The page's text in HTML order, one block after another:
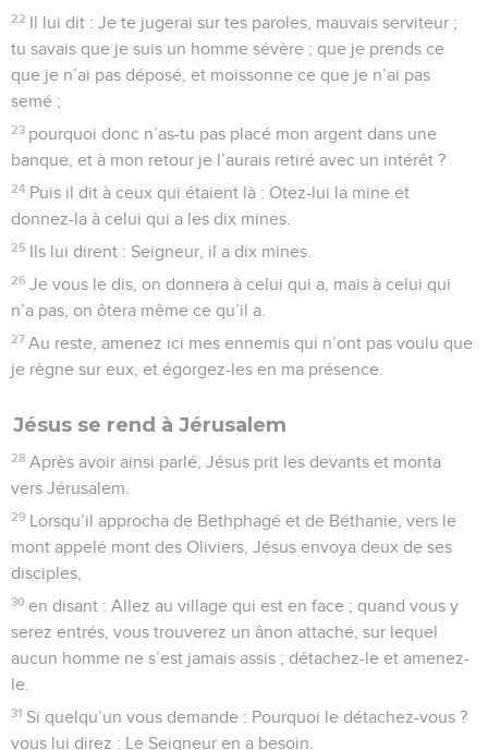
22 Il lui dit : Je te jugerai sur tes paroles, mauvais serviteur ;
tu savais que je suis un homme sévère ; que je prends ce
que je n’ai pas déposé, et moissonne ce que je n’ai pas
semé ;
23 pourquoi donc n’as-tu pas placé mon argent dans une
banque, et à mon retour je l’aurais retiré avec un intérêt ?
24 Puis il dit à ceux qui étaient là : Otez-lui la mine et
donnez-la à celui qui a les dix mines.
25 Ils lui dirent : Seigneur, il a dix mines.
26 Je vous le dis, on donnera à celui qui a, mais à celui qui
n’a pas, on ôtera même ce qu’il a.
27 Au reste, amenez ici mes ennemis qui n’ont pas voulu que
je règne sur eux, et égorgez-les en ma présence.
Jésus se rend à Jérusalem
28 Après avoir ainsi parlé, Jésus prit les devants et monta
vers Jérusalem.
29 Lorsqu’il approcha de Bethphagé et de Béthanie, vers le
mont appelé mont des Oliviers, Jésus envoya deux de ses
disciples,
30 en disant : Allez au village qui est en face ; quand vous y
serez entrés, vous trouverez un ânon attaché, sur lequel
aucun homme ne s’est jamais assis ; détachez-le et amenez-
le.
31 Si quelqu’un vous demande : Pourquoi le détachez-vous ?
vous lui direz : Le Seigneur en a besoin.